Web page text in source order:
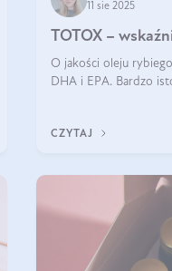
11 sie 2025
TOTOX –
O jakości oleju
DHA i EPA. Bardzo
CZYTAJ